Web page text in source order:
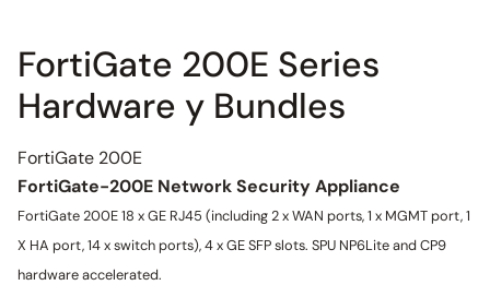
FortiGate 200E Series
Hardware y Bundles
FortiGate 200E
FortiGate-200E Network Security Appliance
FortiGate 200E 18 x GE RJ45 (including 2 x WAN ports, 1 x MGMT port, 1
X HA port, 14 x switch ports), 4 x GE SFP slots. SPU NP6Lite and CP9
hardware accelerated.